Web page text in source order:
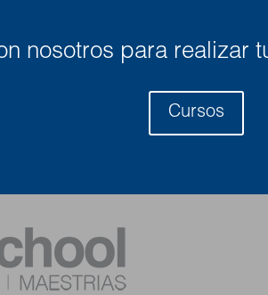
nosotros para realizar
Cursos